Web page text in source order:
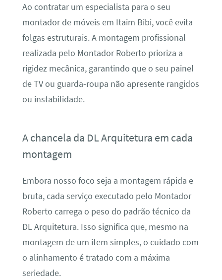
Ao contratar um especialista para o seu
montador de móveis em Itaim Bibi, você evita
folgas estruturais. A montagem profissional
realizada pelo Montador Roberto prioriza a
rigidez mecânica, garantindo que o seu painel
de TV ou guarda-roupa não apresente rangidos
ou instabilidade.
A chancela da DL Arquitetura em cada
montagem
Embora nosso foco seja a montagem rápida e
bruta, cada serviço executado pelo Montador
Roberto carrega o peso do padrão técnico da
DL Arquitetura. Isso significa que, mesmo na
montagem de um item simples, o cuidado com
o alinhamento é tratado com a máxima
seriedade.